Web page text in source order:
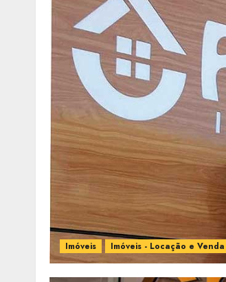
Imóveis Imóveis - Locação e Venda